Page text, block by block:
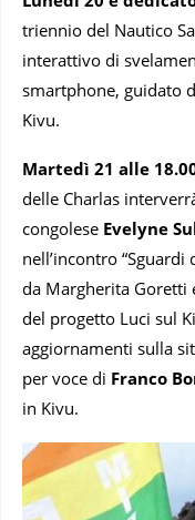
triennio del Nautico
interattivo di
smartphone, guidato
Kivu.
Martedì 21 alle
delle Charlas
congolese Evelyne
nell’incontro
da Margherita Goretti
del progetto Luci sul
aggiornamenti sulla
per voce di Franco
in Kivu.